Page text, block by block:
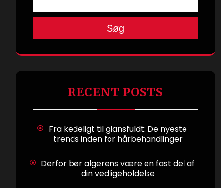
Søg
RECENT POSTS
Fra kedeligt til glansfuldt: De nyeste
trends inden for hårbehandlinger
Derfor bør algerens være en fast del af
din vedligeholdelse